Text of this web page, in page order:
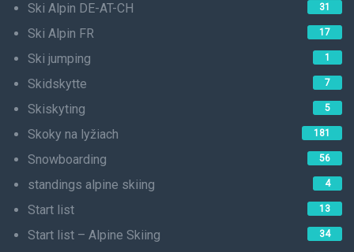
Ski Alpin DE-AT-CH 31
Ski Alpin FR 17
Ski jumping 1
Skidskytte 7
Skiskyting 5
Skoky na lyžiach 181
Snowboarding 56
standings alpine skiing 4
Start list 13
Start list – Alpine Skiing 34